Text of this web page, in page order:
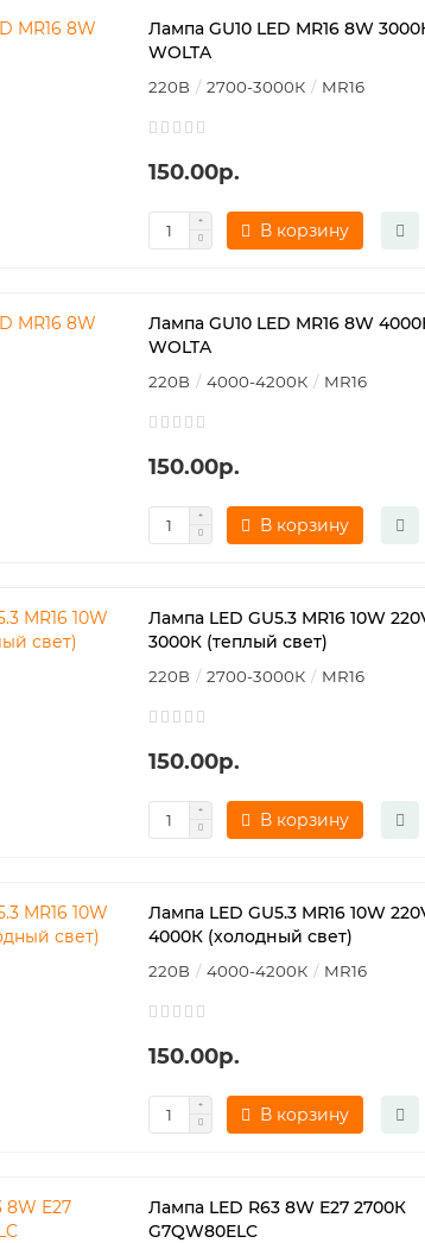
Лампа GU10 LED MR16 8W
WOLTA
220В 2700-3000К MR16
150.00р.
В корзину
Лампа GU10 LED MR16 8W
WOLTA
220В 4000-4200К MR16
150.00р.
В корзину
Лампа LED GU5.3 MR16 10W
3000К (теплый свет)
220В 2700-3000К MR16
150.00р.
В корзину
Лампа LED GU5.3 MR16 10W
4000К (холодный свет)
220В 4000-4200К MR16
150.00р.
В корзину
Лампа LED R63 8W E27 2700К
G7QW80ELC